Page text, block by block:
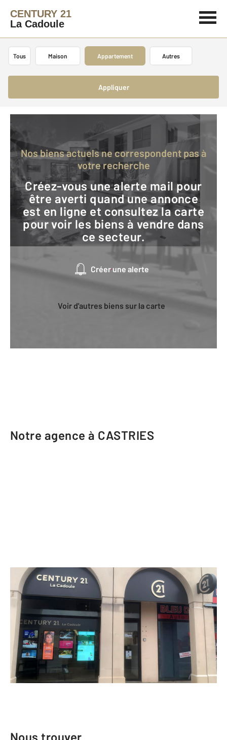
CENTURY 21
La Cadoule
Tous Maison Appartement Autres
Appliquer
Nos biens actuels ne correspondent pas à
votre recherche
Créez-vous une alerte mail pour
être averti quand une annonce
est en ligne et consultez la carte
pour voir les biens à vendre dans
ce secteur.
Créer une alerte
Voir d'autres biens sur la carte
Notre agence à CASTRIES
CENTURY 21 La Cadoule
Centre Commercial La Couronne
CASTRIES - 34160
Envoyer un message
Téléphoner à l'agence
Nous trouver